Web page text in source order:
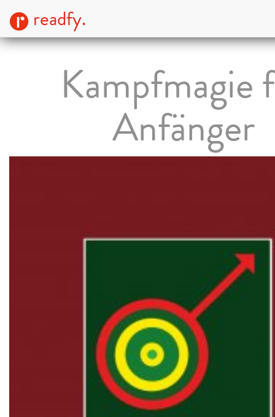
readfy.
Kampfmagie
Anfänger